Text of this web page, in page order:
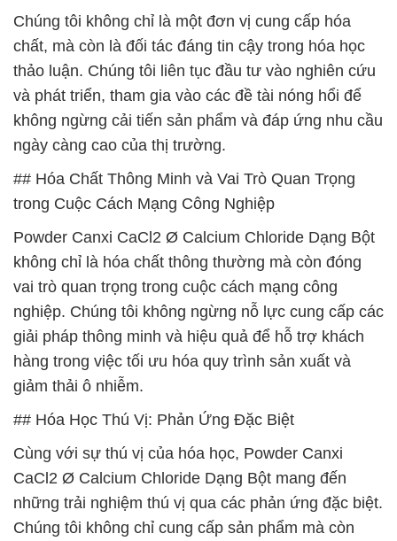
Chúng tôi không chỉ là một đơn vị cung cấp hóa
chất, mà còn là đối tác đáng tin cậy trong hóa học
thảo luận. Chúng tôi liên tục đầu tư vào nghiên cứu
và phát triển, tham gia vào các đề tài nóng hổi để
không ngừng cải tiến sản phẩm và đáp ứng nhu cầu
ngày càng cao của thị trường.
## Hóa Chất Thông Minh và Vai Trò Quan Trọng
trong Cuộc Cách Mạng Công Nghiệp
Powder Canxi CaCl2 Ø Calcium Chloride Dạng Bột
không chỉ là hóa chất thông thường mà còn đóng
vai trò quan trọng trong cuộc cách mạng công
nghiệp. Chúng tôi không ngừng nỗ lực cung cấp các
giải pháp thông minh và hiệu quả để hỗ trợ khách
hàng trong việc tối ưu hóa quy trình sản xuất và
giảm thải ô nhiễm.
## Hóa Học Thú Vị: Phản Ứng Đặc Biệt
Cùng với sự thú vị của hóa học, Powder Canxi
CaCl2 Ø Calcium Chloride Dạng Bột mang đến
những trải nghiệm thú vị qua các phản ứng đặc biệt.
Chúng tôi không chỉ cung cấp sản phẩm mà còn